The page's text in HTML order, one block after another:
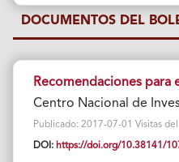
DOCUMENTOS DEL
Recomendaciones para
Centro Nacional de
Publicado: 2017-07-01 Visitas
DOI: https://doi.org/10.38141/